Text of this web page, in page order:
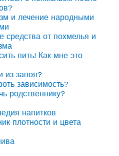
и лечение народными
средства от похмелья и
пить! Как мне это
из запоя?
зависимость?
родственнику?
напитков
плотности и цвета